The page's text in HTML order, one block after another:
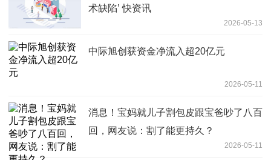
术缺陷’ 快资讯
2026-05-13
中际旭创获资金净流入超20亿元
2026-05-11
消息！宝妈就儿子割包皮跟宝爸吵了八百
回，网友说：割了能更持久？
2026-05-11